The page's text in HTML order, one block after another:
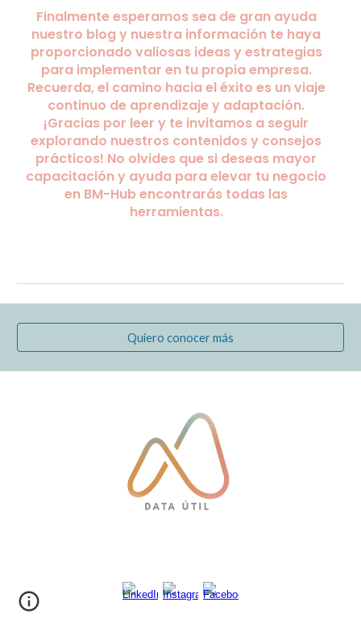
Finalmente esperamos sea de gran ayuda
nuestro blog y nuestra información te haya
proporcionado valiosas ideas y estrategias
para implementar en tu propia empresa.
Recuerda, el camino hacia el éxito es un viaje
continuo de aprendizaje y adaptación.
¡Gracias por leer y te invitamos a seguir
explorando nuestros contenidos y consejos
prácticos! No olvides que si deseas mayor
capacitación y ayuda para elevar tu negocio
en BM-Hub encontrarás todas las
herramientas.
Quiero conocer más